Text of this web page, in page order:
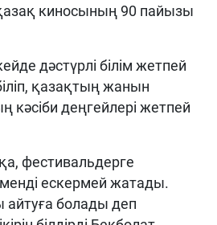
киносының 90 пайызы
дәстүрлі білім жетпей
қазақтың жанын
кәсіби деңгейлері жетпей
фестивальдерге
ескермей жатады.
болады деп